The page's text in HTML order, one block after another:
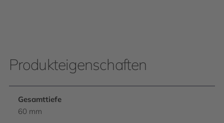
Produkteigenschaften
Gesamttiefe
60 mm